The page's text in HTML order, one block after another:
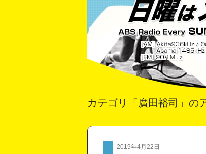
カテゴリ「廣田裕司」の
2019年4月22日